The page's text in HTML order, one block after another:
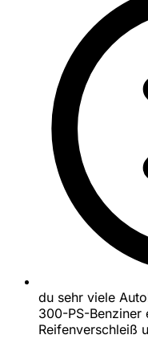
du sehr viele
300-PS-Benziner
Reifenverschleiß